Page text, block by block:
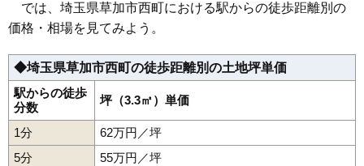
35 谷塚仲町
37 両新田西町 46万円 1,915万円
38 苗塚町
39
では、埼玉県草加市西町における駅からの徒歩距離別の
価格・相場を見てみよう。
◆埼玉県草加市西町の徒歩距離別の土地坪単価
駅からの徒歩
分数
坪（3.3㎡）単価
1分
62万円／坪
5分
55万円／坪